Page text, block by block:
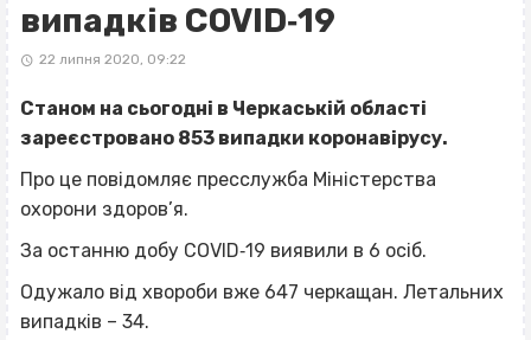
випадків COVID‐19
22 липня 2020, 09:22
Станом на сьогодні в Черкаській області
зареєстровано 853 випадки коронавірусу.
Про це повідомляє пресслужба Міністерства
охорони здоров’я.
За останню добу COVID‐19 виявили в 6 осіб.
Одужало від хвороби вже 647 черкащан. Летальних
випадків – 34.